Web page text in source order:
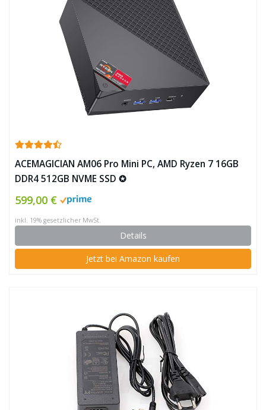
ACEMAGICIAN AM06 Pro Mini PC, AMD Ryzen 7 16GB
DDR4 512GB NVME SSD ✪
599,00 €
inkl. 19% gesetzlicher MwSt.
Details
Jetzt bei Amazon kaufen